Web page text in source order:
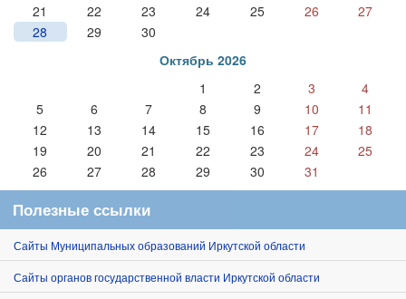
21
22 23 24 25 26
27
28
29
30
Октябрь 2026
1
2 3
4
5
6 7 8 9 10
11
12
13 14 15 16 17
18
19
20 21 22 23 24
25
26
27 28 29 30 31
Полезные ссылки
Сайты Муниципальных образований Иркутской области
Сайты органов государственной власти Иркутской области